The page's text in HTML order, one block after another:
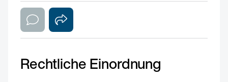
Rechtliche Einordnung